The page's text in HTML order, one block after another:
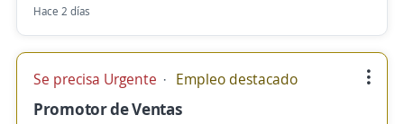
Hace 2 días
Se precisa Urgente Empleo destacado
Promotor de Ventas